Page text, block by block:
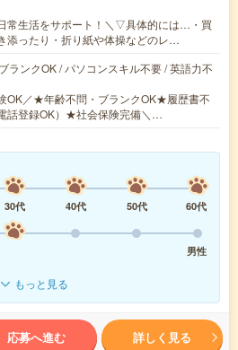
常生活をサポート！＼▽具体的には…・買
添ったり・折り紙や体操などのレ…
ランクOK / パソコンスキル不要 / 英語力不
OK／★年齢不問・ブランクOK★履歴書不
話登録OK）★社会保険完備＼…
30代 40代 50代
60代
男性
もっと見る
応募へ進む 詳しく見る